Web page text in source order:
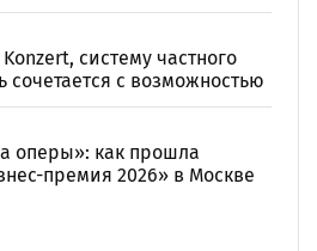
систему частного
сочетается с возможностью
оперы»: как прошла
премия 2026» в Москве